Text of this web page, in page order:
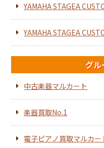
YAMAHA
YAMAHA
グル
中古楽器マルカート
楽器買取No.1
電子ピアノ買取マルカー